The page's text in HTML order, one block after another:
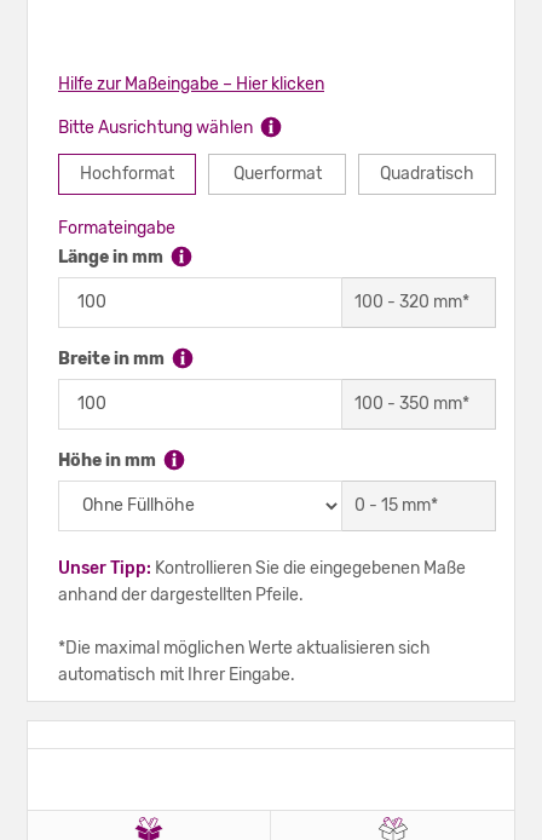
Hilfe zur Maßeingabe – Hier klicken
Bitte Ausrichtung wählen
Hochformat Querformat Quadratisch
Formateingabe
Länge in mm
100 -320 mm*
Breite in mm
100 -350 mm*
Höhe in mm
0 -15 mm*
Unser Tipp: Kontrollieren Sie die eingegebenen Maße
anhand der dargestellten Pfeile.
*Die maximal möglichen Werte aktualisieren sich
automatisch mit Ihrer Eingabe.